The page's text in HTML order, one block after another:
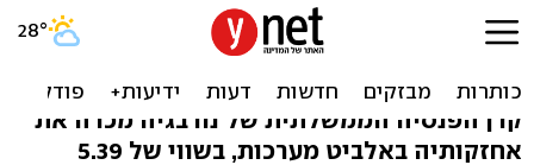
בגלל הגדר: נורבגיה מחרימה
את אלביט מערכות
קרן הפנסיה הממשלתית של נורבגיה מכרה את
אחזקותיה באלביט מערכות, בשווי של 5.39